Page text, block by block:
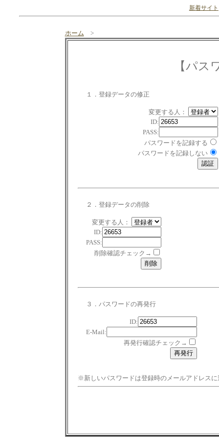
新着サイト
ホーム >
【パス
１．登録データの修正
変更する人：
ID:
PASS:
パスワードを記録する
パスワードを記録しない
２．登録データの削除
変更する人：
ID:
PASS:
削除確認チェック→
３．パスワードの再発行
ID:
E-Mail:
再発行確認チェック→
※新しいパスワードは登録時のメールアドレスに